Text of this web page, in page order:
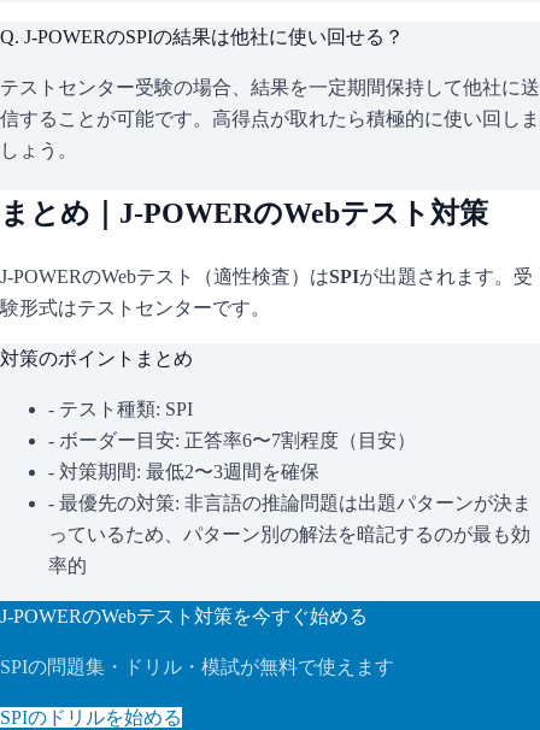
Q. J-POWERのSPIの結果は他社に使い回せる？
テストセンター受験の場合、結果を一定期間保持して他社に送
信することが可能です。高得点が取れたら積極的に使い回しま
しょう。
まとめ｜ J-POWERのWebテスト対策
J-POWERのWebテスト（適性検査）はSPIが出題されます。 受
験形式はテストセンターです。
対策のポイントまとめ
- テスト種類: SPI
- ボーダー目安: 正答率6〜7割程度（目安）
- 対策期間: 最低2〜3週間を確保
- 最優先の対策: 非言語の推論問題は出題パターンが決ま
っているため、パターン別の解法を暗記するのが最も効
率的
J-POWERのWebテスト対策を今すぐ始める
SPIの問題集・ドリル・模試が無料で使えます
SPIのドリルを始める